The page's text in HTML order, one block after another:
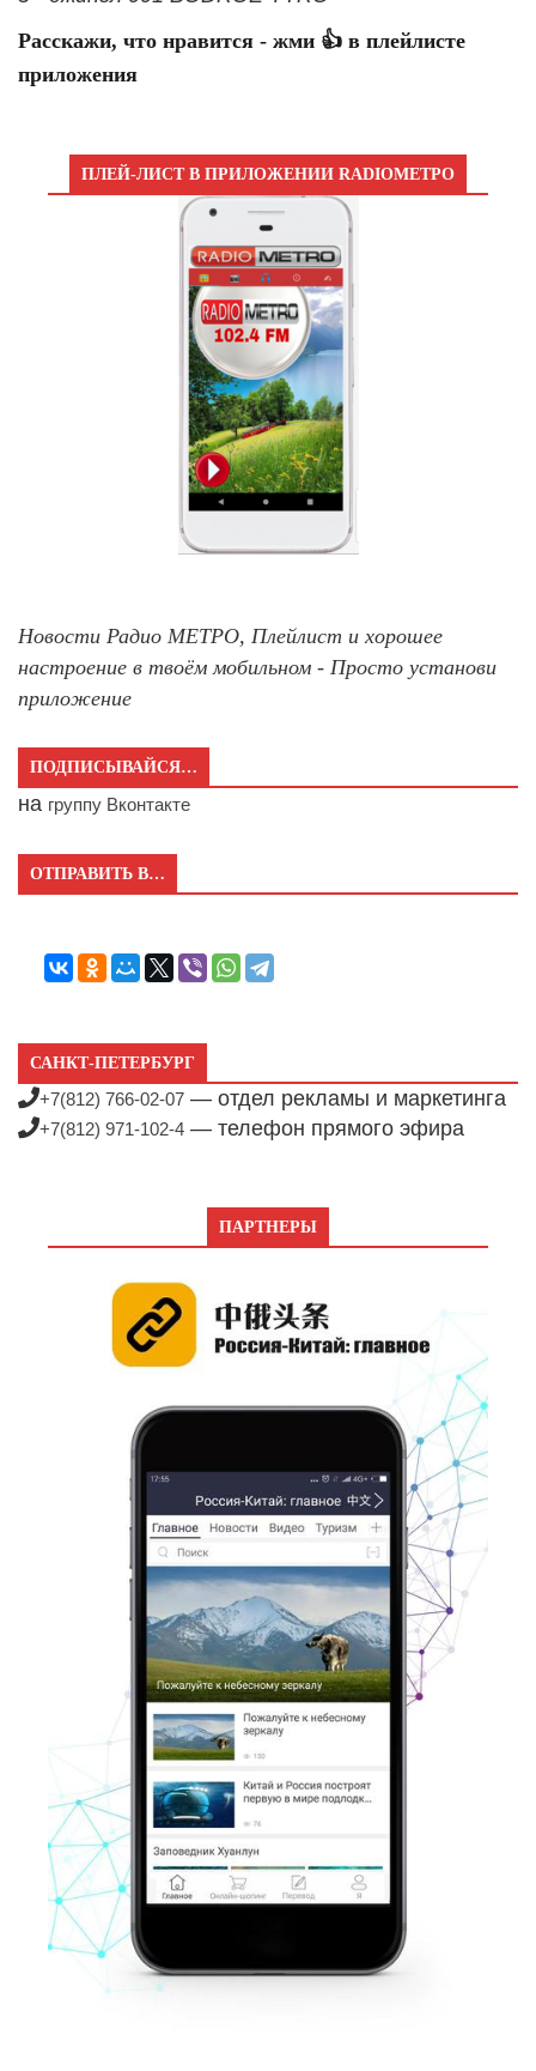
Расскажи, что нравится - жми 👍 в плейлисте
приложения
ПЛЕЙ-ЛИСТ В ПРИЛОЖЕНИИ RADIOМЕТРО
Новости Радио МЕТРО, Плейлист и хорошее
настроение в твоём мобильном - Просто установи
приложение
ПОДПИСЫВАЙСЯ…
на группу Вконтакте
ОТПРАВИТЬ В…
САНКТ-ПЕТЕРБУРГ
+7(812) 766-02-07 — отдел рекламы и маркетинга
+7(812) 971-102-4 — телефон прямого эфира
ПАРТНЕРЫ